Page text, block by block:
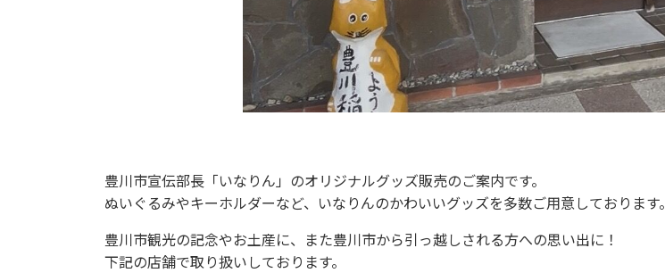
豊川市宣伝部長「いなりん」のオリジナルグッズ販売のご案内です。
ぬいぐるみやキーホルダーなど、いなりんのかわいいグッズを多数ご用意しております。
豊川市観光の記念やお土産に、また豊川市から引っ越しされる方への思い出に！
下記の店舗で取り扱いしております。